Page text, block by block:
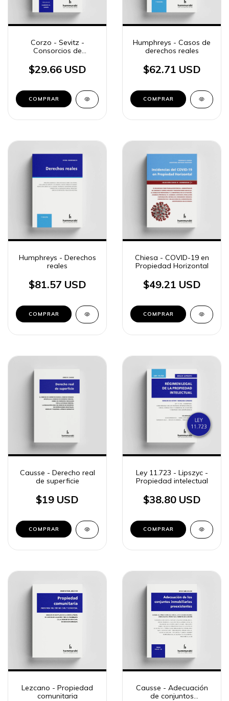
Corzo - Sevitz -
Consorcios de
$29.66 USD
COMPRAR
Humphreys - Casos de
derechos reales
$62.71 USD
COMPRAR
Humphreys - Derechos
reales
$81.57 USD
COMPRAR
Chiesa - COVID-19 en
Propiedad Horizontal
$49.21 USD
COMPRAR
Causse - Derecho real
de superficie
$19 USD
COMPRAR
Ley 11.723 - Lipszyc -
Propiedad intelectual
$38.80 USD
COMPRAR
Lezcano - Propiedad
comunitaria
Causse - Adecuación
de conjuntos